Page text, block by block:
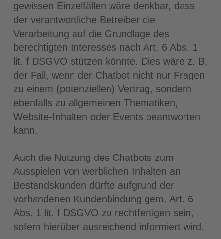
gewissen Einzelfällen wäre denkbar, dass
der verantwortliche Betreiber die
Verarbeitung auf die Grundlage des
berechtigten Interesses nach Art. 6 Abs. 1
lit. f DSGVO stützen könnte. Dies wäre z. B.
der Fall, wenn der Chatbot nicht nur Fragen
zu einem (potenziellen) Vertrag, sondern
ebenfalls zu allgemeinen Thematiken,
Website-Inhalten oder Events beantworten
kann.
Auch die Nutzung des Chatbots zum
Ausspielen von werblichen Inhalten an
Bestandskunden dürfte aufgrund der
vorhandenen Kundenbindung gem. Art. 6
Abs. 1 lit. f DSGVO zu rechtfertigen sein,
sofern hierüber ausreichend informiert wird.